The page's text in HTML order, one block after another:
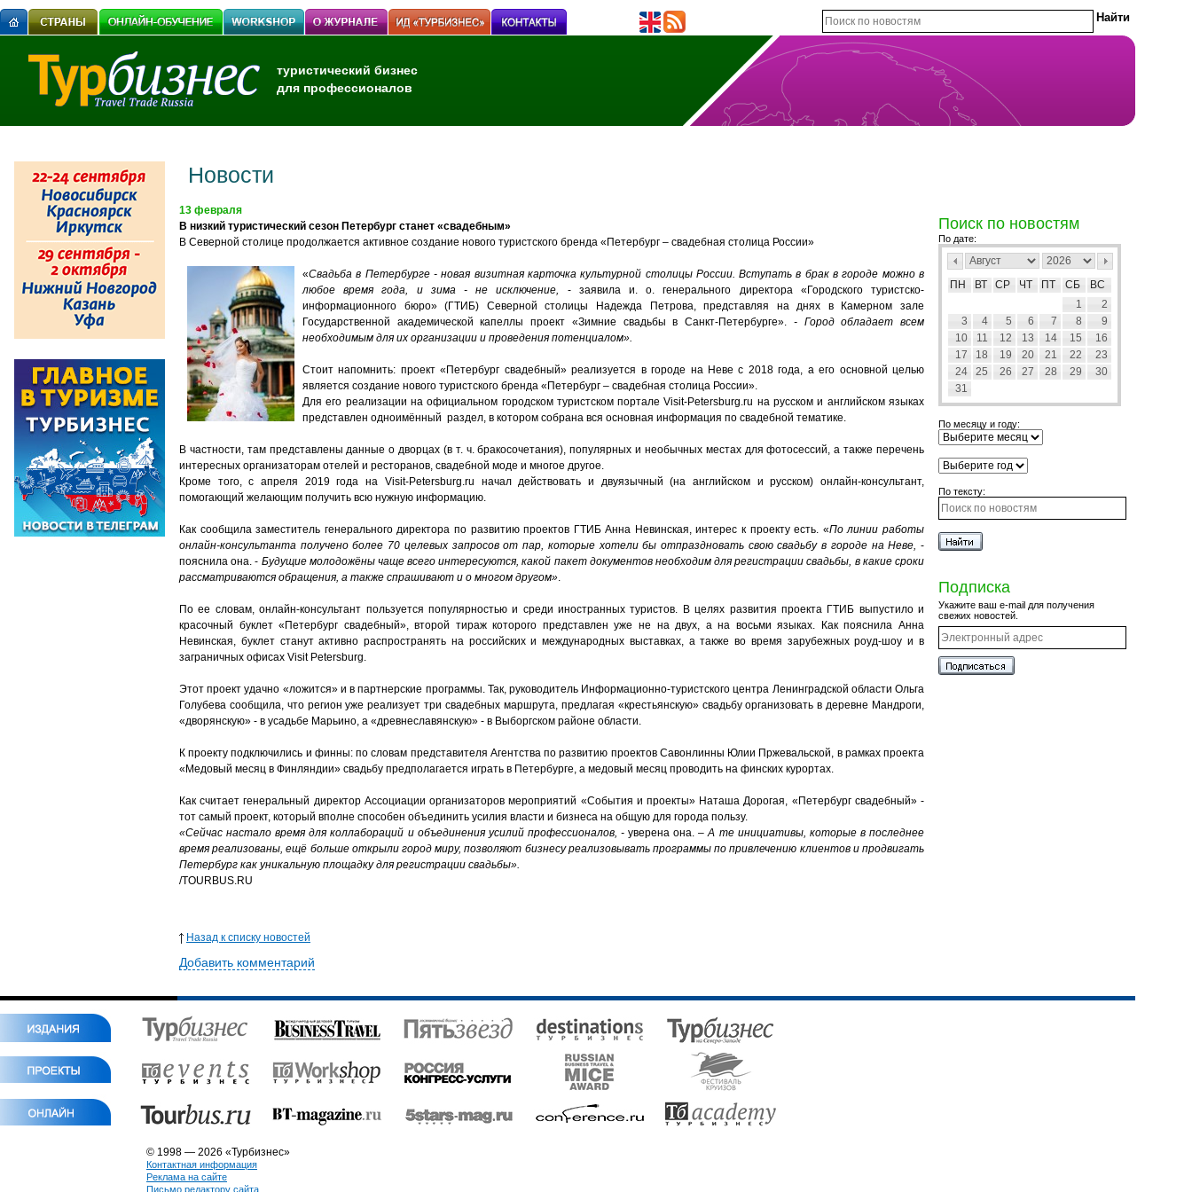
туристический бизнес
для профессионалов
Новости
13 февраля
В низкий туристический сезон Петербург станет «свадебным»
В Северной столице продолжается активное создание нового туристского бренда «Петербург – свадебная столица России»
«Свадьба в Петербурге - новая визитная карточка культурной столицы России. Вступать в брак в городе можно в
любое время года, и зима - не исключение, - заявила и. о. генерального директора «Городского туристско-
информационного бюро» (ГТИБ) Северной столицы Надежда Петрова, представляя на днях в Камерном зале
Государственной академическойкапеллы проект «Зимние свадьбы в Санкт-Петербурге». - Город обладает всем
необходимым для их организации и проведения потенциалом».
Стоит напомнить: проект «Петербург свадебный» реализуется в городе на Неве с 2018 года, а его основной целью
является создание нового туристского бренда «Петербург – свадебная столица России».
Для его реализации на официальном городском туристском портале Visit-Petersburg.ru на русском и английском языках
представлен одноимённый раздел, в котором собрана вся основная информация по свадебной тематике.
В частности, там представлены данные о дворцах (в т. ч. бракосочетания), популярных и необычных местах для фотосессий, а также перечень
интересных организаторам отелей и ресторанов, свадебной моде и многое другое.
Кроме того, с апреля 2019 года на Visit-Petersburg.ru началдействовать и двуязычный (на английском и русском) онлайн-консультант,
помогающий желающим получить всю нужную информацию.
Как сообщила заместитель генерального директора по развитию проектов ГТИБ Анна Невинская, интерес к проекту есть. «По линии работы
онлайн-консультанта получено более 70 целевых запросов от пар, которые хотели бы отпраздновать свою свадьбу в городе на Неве, -
пояснила она. - Будущие молодожёны чаще всего интересуются, какой пакет документов необходим для регистрации свадьбы, в какие сроки
рассматриваются обращения, а также спрашивают и о многом другом».
По ее словам, онлайн-консультант пользуется популярностью и среди иностранных туристов. В целях развития проекта ГТИБ выпустило и
красочный буклет «Петербург свадебный», второй тираж которого представлен уже не на двух, а на восьми языках. Как пояснила Анна
Невинская, буклет станут активно распространять на российских и международных выставках, а также во время зарубежных роуд-шоу и в
заграничных офисах Visit Petersburg.
Этот проект удачно «ложится» и в партнерские программы. Так, руководитель Информационно-туристского центра Ленинградской области Ольга
Голубева сообщила, что регион уже реализует три свадебных маршрута, предлагая «крестьянскую» свадьбу организовать в деревне Мандроги,
«дворянскую» - в усадьбе Марьино, а «древнеславянскую» - в Выборгском районе области.
К проекту подключились и финны: по словам представителя Агентства по развитию проектов Савонлинны Юлии Пржевальской, в рамках проекта
«Медовый месяц в Финляндии» свадьбу предполагается играть в Петербурге, а медовый месяц проводить на финских курортах.
Как считает генеральный директор Ассоциации организаторов мероприятий «События и проекты» Наташа Дорогая, «Петербург свадебный» -
тот самый проект, который вполне способен объединить усилия власти и бизнеса на общую для города пользу.
«Сейчас настало время для коллабораций и объединения усилий профессионалов, - уверена она. –А те инициативы, которые в последнее
время реализованы, ещё больше открыли город миру, позволяют бизнесу реализовывать программы по привлечению клиентов и продвигать
Петербург как уникальную площадку для регистрации свадьбы».
/TOURBUS.RU
Назад к списку новостей
Добавить комментарий
Поиск по новостям
По дате:
ПН ВТ СР ЧТ ПТ СБ
ВС
1
2
3
4 5 6 7 8
9
10
11 12 13 14 15
16
17
18 19 20 21 22
23
24
25 26 27 28 29
30
31
По месяцу и году:
По тексту:
Подписка
Укажите ваш e-mail для получения
свежих новостей.
© 1998 — 2026 «Турбизнес»
Контактная информация
Реклама на сайте
Письмо редактору сайта